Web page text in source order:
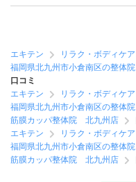
エキテン リラク・ボディケア
福岡県北九州市小倉南区の整体院
口コミ
エキテン
リラク・ボディケア
福岡県北九州市小倉南区の整体院
筋膜カッパ整体院 北九州店
エキテン
リラク・ボディケア
福岡県北九州市小倉南区の整体院
筋膜カッパ整体院 北九州店